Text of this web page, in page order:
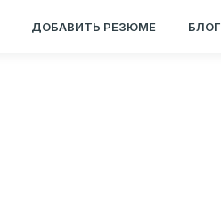
ДОБАВИТЬ РЕЗЮМЕ БЛОГ